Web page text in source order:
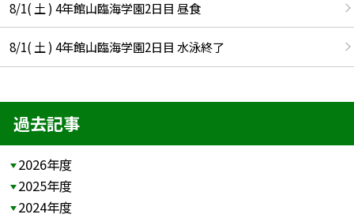
8/1( 土 ) 4年館山臨海学園2日目 昼食
8/1( 土 ) 4年館山臨海学園2日目 水泳終了
過去記事
2026年度
2025年度
2024年度